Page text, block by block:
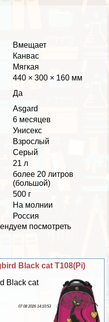
Вмещает
Канвас
Мягкая
440 × 300 × 160 мм
Да
Asgard
6 месяцев
Униceкc
Взрослый
Серый
21 л
более 20 литров
(большой)
500 г
На молнии
Россия
посмотреть
Black cat T108(Pi)
Black cat
07 08 2026 14:10:53